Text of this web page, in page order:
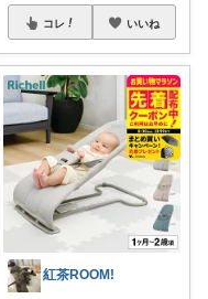
コレ いいね
紅茶ROOM!